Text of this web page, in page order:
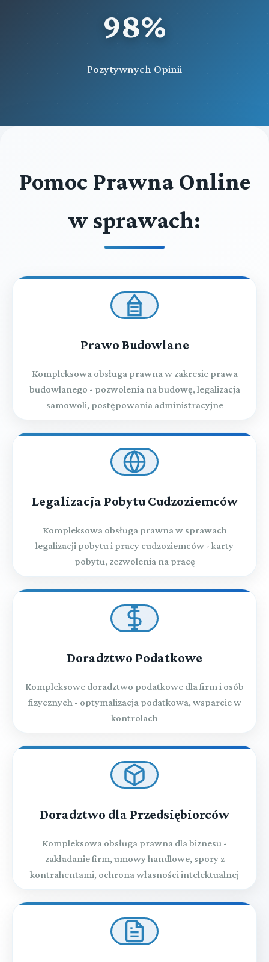
98%
Pozytywnych Opinii
Pomoc Prawna Online
w sprawach:
Prawo Budowlane
Kompleksowa obsługa prawna w zakresie prawa
budowlanego - pozwolenia na budowę, legalizacja
samowoli, postępowania administracyjne
Legalizacja Pobytu Cudzoziemców
Kompleksowa obsługa prawna w sprawach
legalizacji pobytu i pracy cudzoziemców - karty
pobytu, zezwolenia na pracę
Doradztwo Podatkowe
Kompleksowe doradztwo podatkowe dla firm i osób
fizycznych - optymalizacja podatkowa, wsparcie w
kontrolach
Doradztwo dla Przedsiębiorców
Kompleksowa obsługa prawna dla biznesu -
zakładanie firm, umowy handlowe, spory z
kontrahentami, ochrona własności intelektualnej